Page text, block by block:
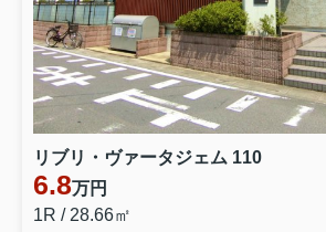
リブリ・ヴァータジェム 110
6.8万円
1R / 28.66㎡